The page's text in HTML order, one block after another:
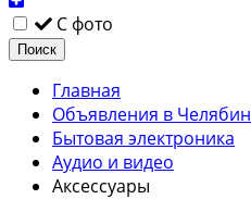
С фото
Поиск
Главная
Объявления в
Бытовая электроника
Аудио и видео
Аксессуары